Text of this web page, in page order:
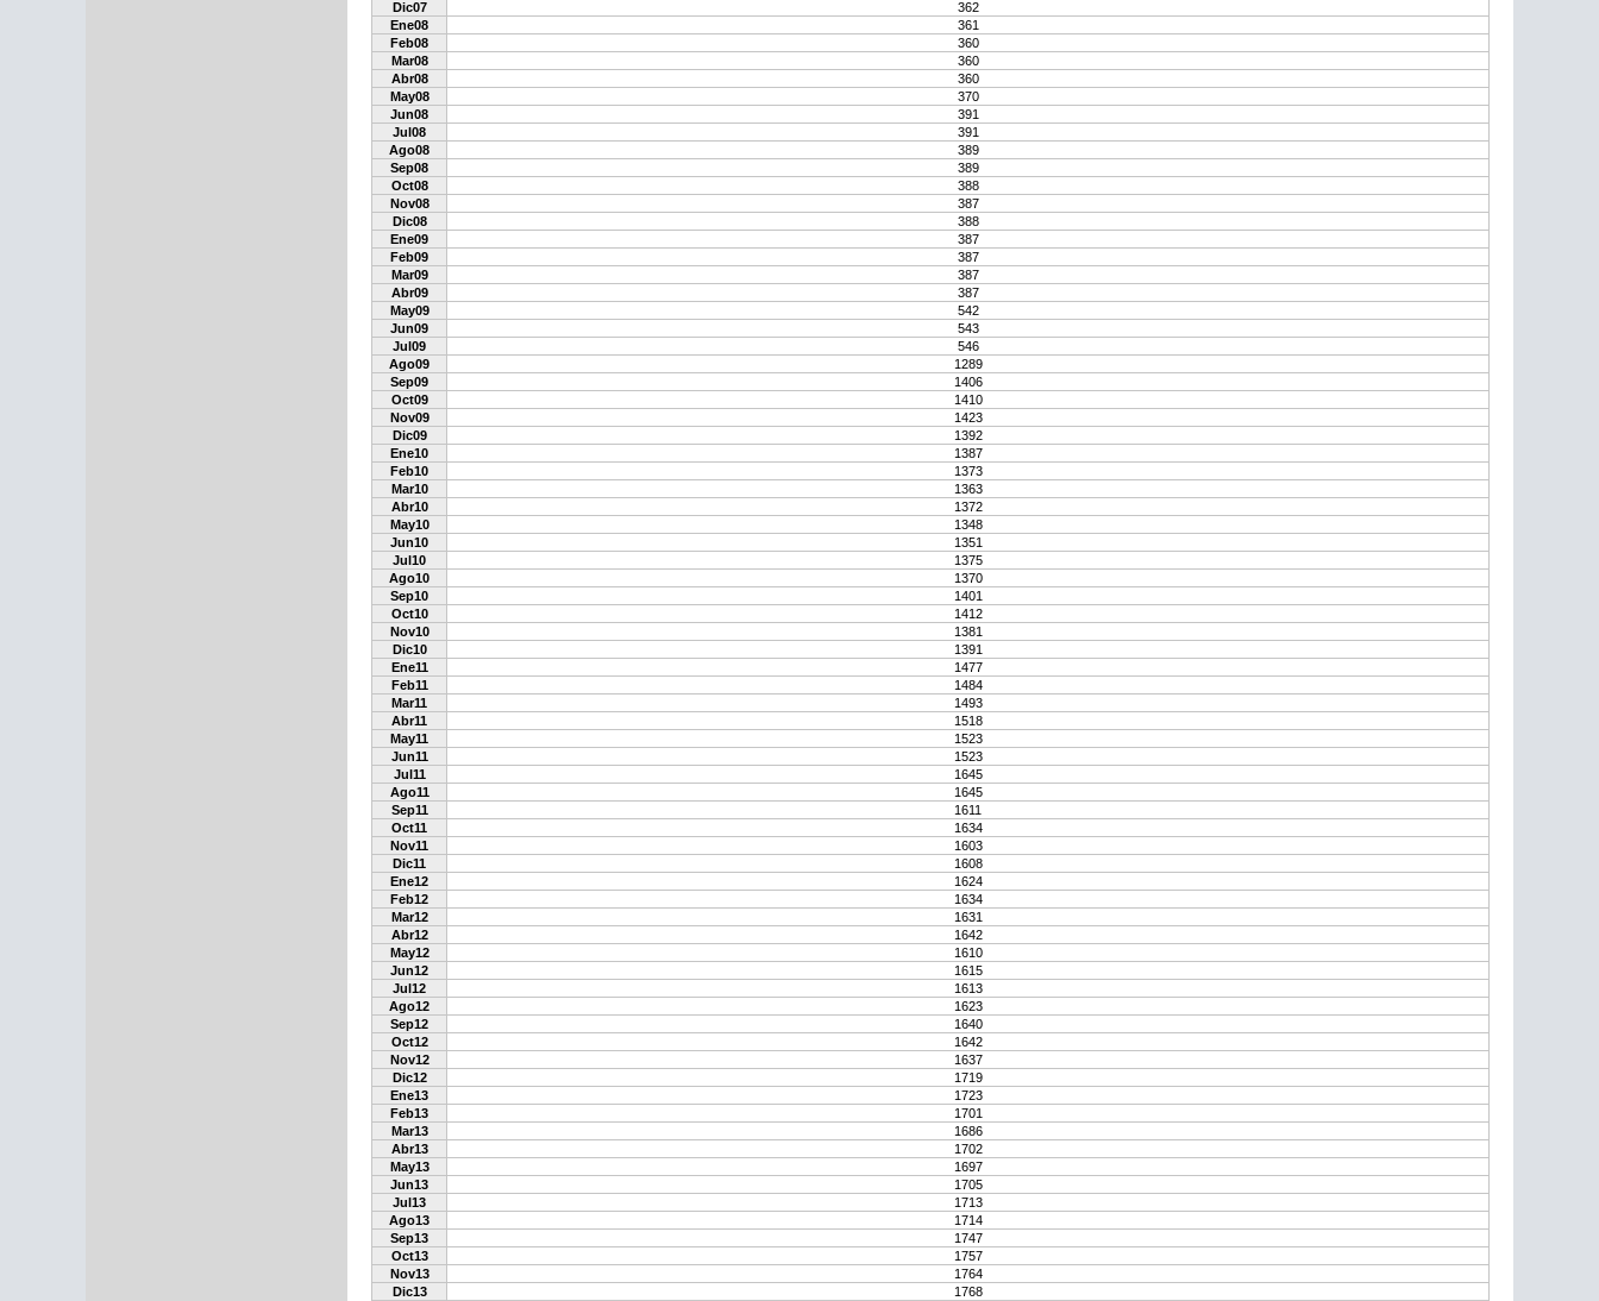
Dic07
362
Ene08
361
Feb08
360
Mar08
360
Abr08
360
May08
370
Jun08
391
Jul08
391
Ago08
389
Sep08
389
Oct08
388
Nov08
387
Dic08
388
Ene09
387
Feb09
387
Mar09
387
Abr09
387
May09
542
Jun09
543
Jul09
546
Ago09
1289
Sep09
1406
Oct09
1410
Nov09
1423
Dic09
1392
Ene10
1387
Feb10
1373
Mar10
1363
Abr10
1372
May10
1348
Jun10
1351
Jul10
1375
Ago10
1370
Sep10
1401
Oct10
1412
Nov10
1381
Dic10
1391
Ene11
1477
Feb11
1484
Mar11
1493
Abr11
1518
May11
1523
Jun11
1523
Jul11
1645
Ago11
1645
Sep11
1611
Oct11
1634
Nov11
1603
Dic11
1608
Ene12
1624
Feb12
1634
Mar12
1631
Abr12
1642
May12
1610
Jun12
1615
Jul12
1613
Ago12
1623
Sep12
1640
Oct12
1642
Nov12
1637
Dic12
1719
Ene13
1723
Feb13
1701
Mar13
1686
Abr13
1702
May13
1697
Jun13
1705
Jul13
1713
Ago13
1714
Sep13
1747
Oct13
1757
Nov13
1764
Dic13
1768